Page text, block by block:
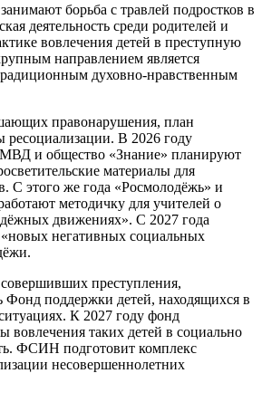
борьба с травлей подростков в
деятельность среди родителей и
вовлечения детей в преступную
направлением является
духовно-нравственным
правонарушения, план
ресоциализации. В 2026 году
и общество «Знание» планируют
материалы для
С этого же года «Росмолодёжь» и
методичку для учителей о
движениях». С 2027 года
негативных социальных
преступления,
Фонд поддержки детей, находящихся в
К 2027 году фонд
вовлечения таких детей в социально
ФСИН подготовит комплекс
несовершеннолетних